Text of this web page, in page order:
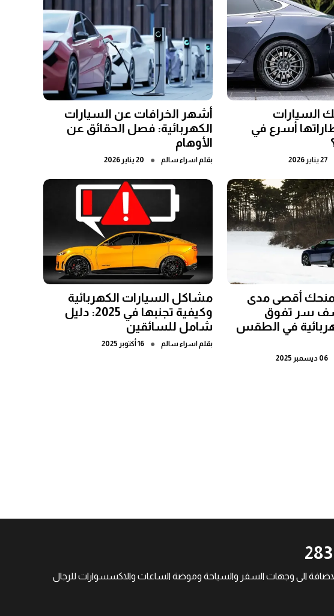
السيارات
أسرع في
27 يناير 2026
أشهر الخرافات عن السيارات
الكهربائية: فصل الحقائق عن
الأوهام
بقلم اسراء سالم ● 20 يناير 2026
أقصى مدى
سر تفوق
في الطقس
06 ديسمبر 2025
مشاكل السيارات الكهربائية
وكيفية تجنبها في 2025: دليل
شامل للسائقين
بقلم اسراء سالم ● 16 أكتوبر 2025
الى وجهات السفر والسياحة وموضة الساعات والاكسسوارات للرجال